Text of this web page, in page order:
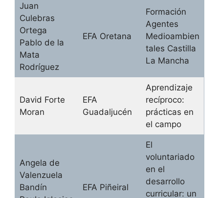
Juan
Culebras
Ortega
Pablo de la
Mata
Rodríguez
EFA Oretana
Formación
Agentes
Medioambien
tales Castilla
La Mancha
David Forte
Moran
EFA
Guadaljucén
Aprendizaje
recíproco:
prácticas en
el campo
Angela de
Valenzuela
Bandín
EFA Piñeiral
El
voluntariado
en el
desarrollo
curricular: un